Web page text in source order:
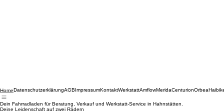
Home DatenschutzerklärungAGBImpressumKontaktWerkstattAmflowMeridaCenturion